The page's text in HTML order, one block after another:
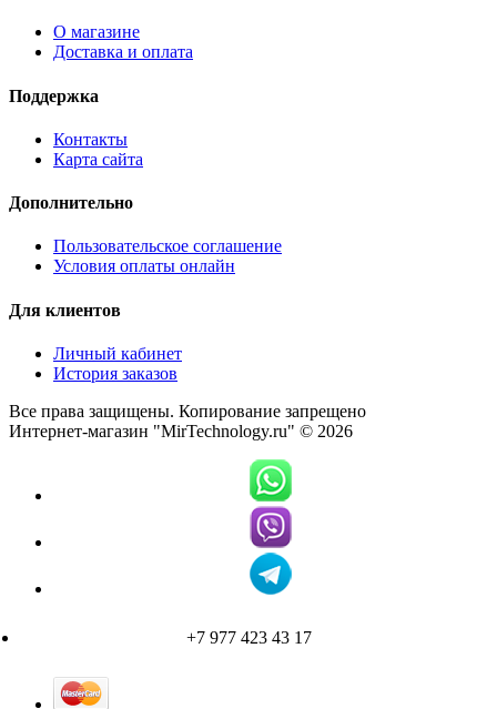
О магазине
Доставка и оплата
Поддержка
Контакты
Карта сайта
Дополнительно
Пользовательское соглашение
Условия оплаты онлайн
Для клиентов
Личный кабинет
История заказов
Все права защищены. Копирование запрещено
Интернет-магазин "MirTechnology.ru" © 2026
+7 977 423 43 17